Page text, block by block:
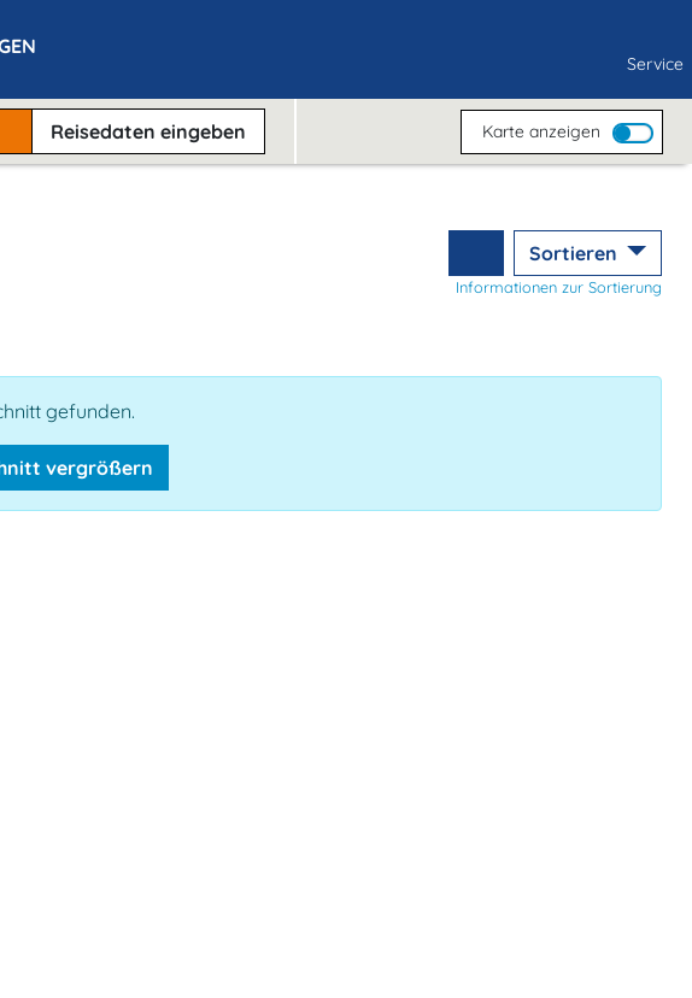
Service
Reisedateneingeben Karte anzeigen
Sortieren
Informationen zur Sortierung
gefunden.
vergrößern